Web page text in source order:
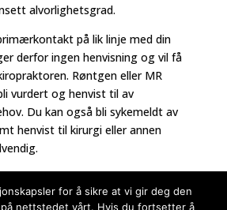
alvorlighetsgrad.
på lik linje med din
derfor ingen henvisning og vil få
Røntgen eller MR
vurdert og henvist til av
Du kan også bli sykemeldt av
henvist til kirurgi eller annen
for å sikre at vi gir deg den
nettstedet vårt. Hvis du fortsetter å